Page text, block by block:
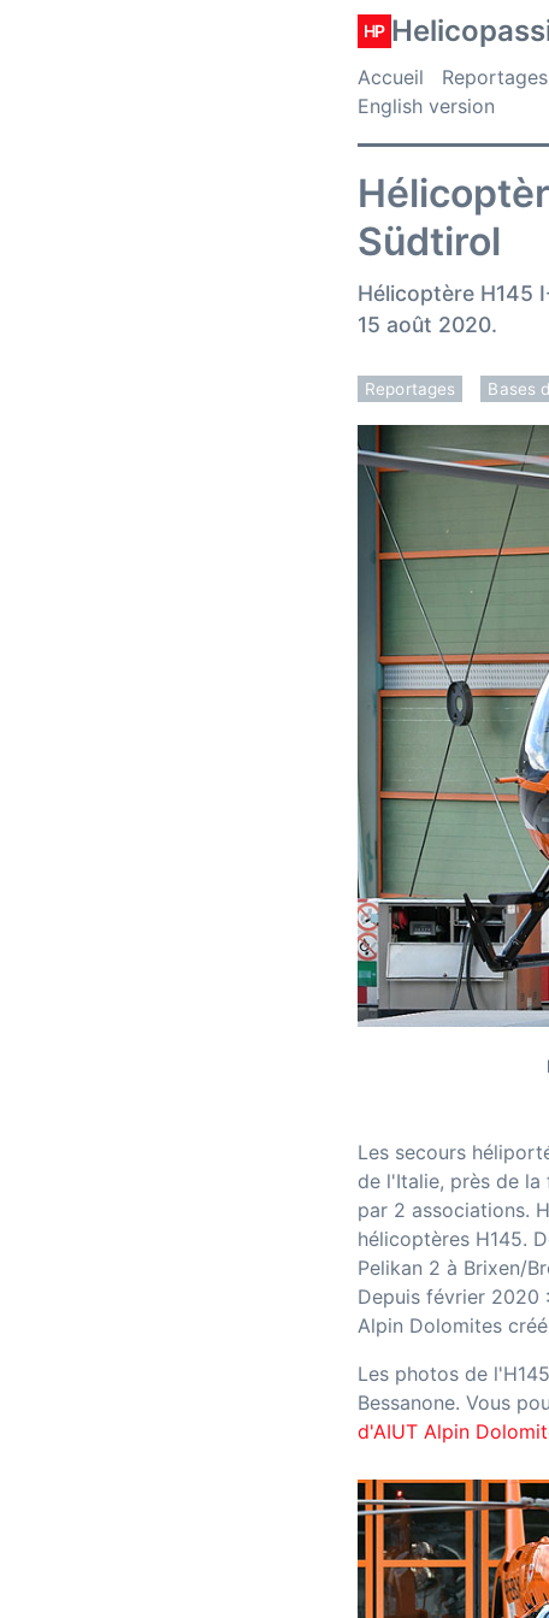
HP
Accueil Reportages
English version
Südtirol
Hélicoptère H145
15 août 2020.
Reportages Bases
Les secours
de l'Italie, près de
par 2 associations.
hélicoptères H145.
Pelikan 2 à Brixen/
Depuis février 2020
Alpin Dolomites
Les photos de
Bessanone. Vous
d'AIUT Alpin